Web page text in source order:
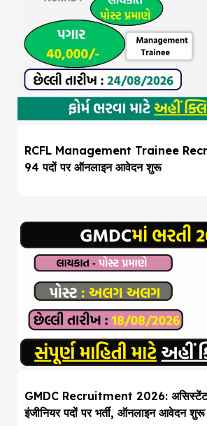
RCFL Management Trainee
94 पदों पर ऑनलाइन आवेदन शुरू
GMDC Recruitment 2026:
इंजीनियर पदों पर भर्ती, ऑनलाइन आवेदन शुरू